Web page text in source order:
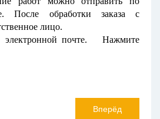
После обработки заказас
лицо.
электронной почте. Нажмите
Вперёд